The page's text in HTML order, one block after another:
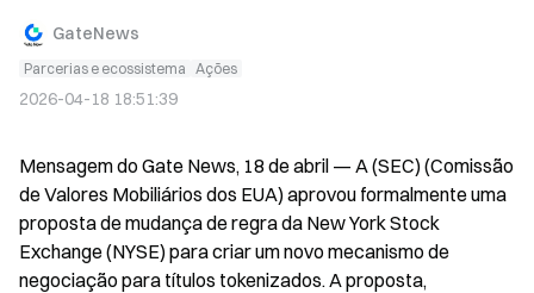
GateNews
Parcerias e ecossistema Ações
2026-04-18 18:51:39
Mensagem do Gate News, 18 de abril — A (SEC) (Comissão
de Valores Mobiliários dos EUA) aprovou formalmente uma
proposta de mudança de regra da New York Stock
Exchange (NYSE) para criar um novo mecanismo de
negociação para títulos tokenizados. A proposta,